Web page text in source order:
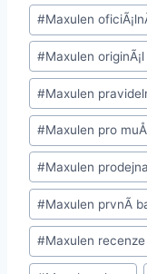
#Maxulen
#Maxulen originÃ¡l
#Maxulen
#Maxulen pro
#Maxulen prodejna
#Maxulen prvnÃ­
#Maxulen recenze